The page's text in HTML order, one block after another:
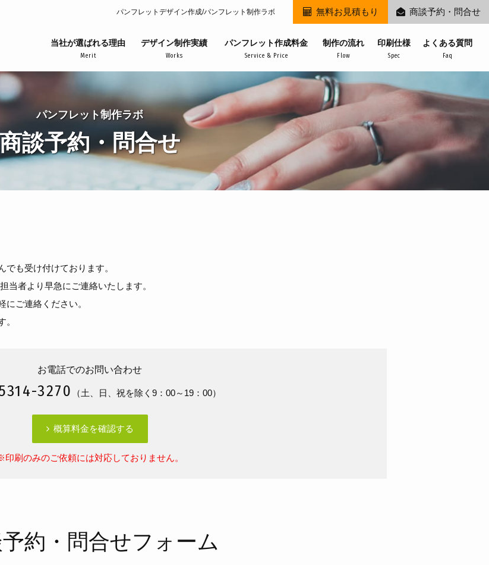
パンフレットデザイン作成/パンフレット制作ラボ
当社が選ばれる理由
Merit
デザイン制作実績
Works
パンフレット作成料金
Service & Price
制作の流れ
Flow
印刷仕様
Spec
よくある質問
Faq
無料お見積もり 商談予約・問合せ
パンフレット制作ラボ
商談予約・問合せ
も受け付けております。
当者より早急にご連絡いたします。
ご連絡ください。
。
お電話でのお問い合わせ
3270 （土、日、祝を除く9：00～19：00）
概算料金を確認する
印刷のみのご依頼には対応しておりません。
約・問合せフォーム